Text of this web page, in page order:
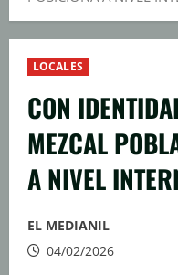
LOCALES
CON
MEZCAL
A NIVEL
EL MEDIANIL
04/02/2026